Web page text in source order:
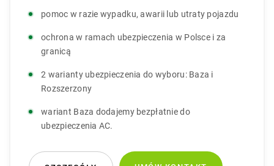
pomoc w razie wypadku, awarii lub utraty pojazdu
ochrona w ramach ubezpieczenia w Polsce i za
granicą
2 warianty ubezpieczenia do wyboru: Baza i
Rozszerzony
wariant Baza dodajemy bezpłatnie do
ubezpieczenia AC.